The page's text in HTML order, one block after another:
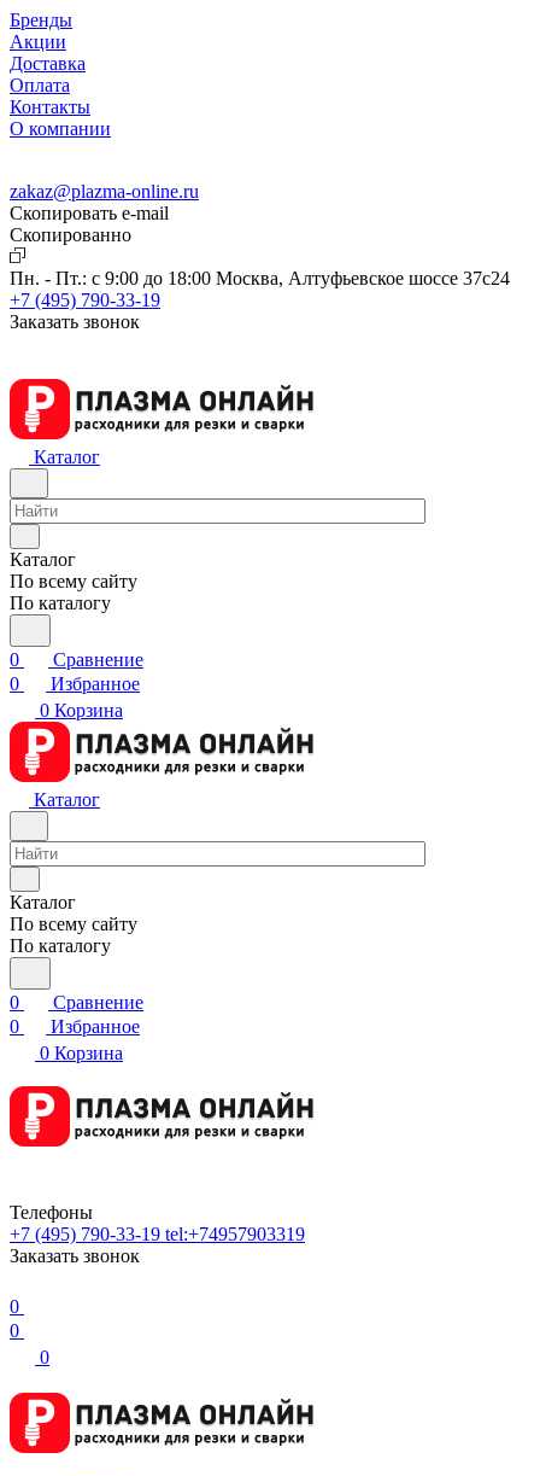
Бренды
Акции
Доставка
Оплата
Контакты
О компании
zakaz@plazma-online.ru
Скопировать e-mail
Cкопированно
Пн. - Пт.: с 9:00 до 18:00 Москва, Алтуфьевское шоссе 37с24
+7 (495) 790-33-19
Заказать звонок
Каталог
Каталог
По всему сайту
По каталогу
0
Сравнение
0
Избранное
0 Корзина
Каталог
Каталог
По всему сайту
По каталогу
0
Сравнение
0
Избранное
0 Корзина
Телефоны
+7 (495) 790-33-19 tel:+74957903319
Заказать звонок
0
0
0